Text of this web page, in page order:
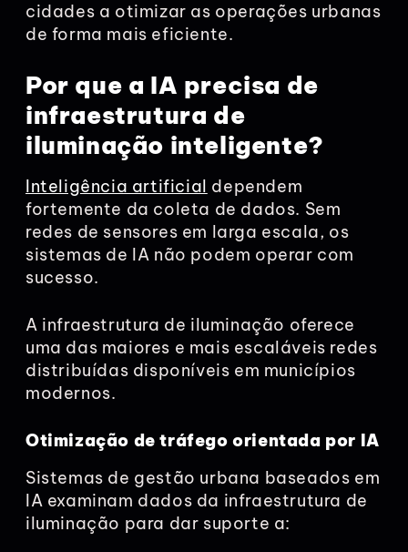
cidades a otimizar as operações urbanas
de forma mais eficiente.
Por que a IA precisa de
infraestrutura de
iluminação inteligente?
Inteligência artificial dependem
fortemente da coleta de dados. Sem
redes de sensores em larga escala, os
sistemas de IA não podem operar com
sucesso.
A infraestrutura de iluminação oferece
uma das maiores e mais escaláveis redes
distribuídas disponíveis em municípios
modernos.
Otimização de tráfego orientada por IA
Sistemas de gestão urbana baseados em
IA examinam dados da infraestrutura de
iluminação para dar suporte a: